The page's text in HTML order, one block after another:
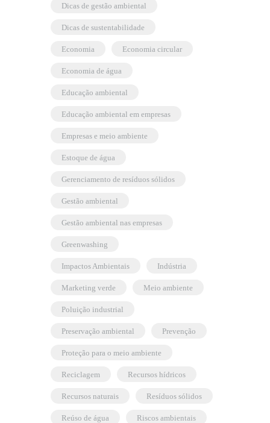
dicas de gestão ambiental
dicas de sustentabilidade
economia economia circular
economia de água
educação ambiental
educação ambiental em empresas
empresas e meio ambiente
estoque de água
gerenciamento de resíduos sólidos
gestão ambiental
gestão ambiental nas empresas
greenwashing
Impactos Ambientais indústria
marketing verde meio ambiente
poluição industrial
preservação ambiental prevenção
proteção para o meio ambiente
reciclagem recursos hídricos
recursos naturais resíduos sólidos
reúso de água riscos ambientais